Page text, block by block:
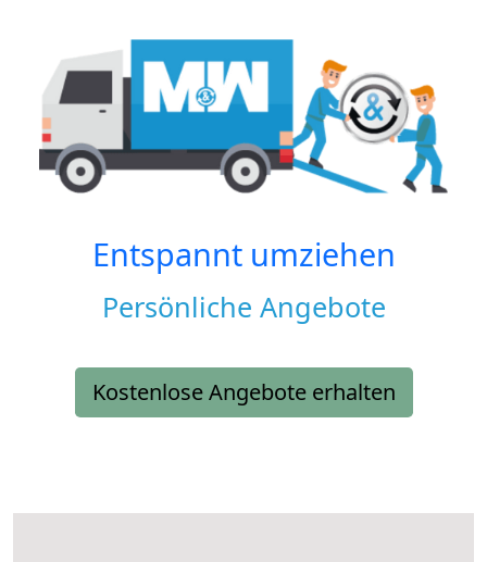
Entspannt umziehen
Persönliche Angebote
Kostenlose Angebote erhalten